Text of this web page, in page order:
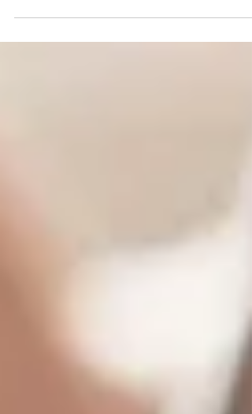
opções de financiamento disponíveis é
crucial para fazer...